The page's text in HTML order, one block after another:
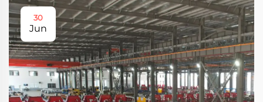
30
Jun